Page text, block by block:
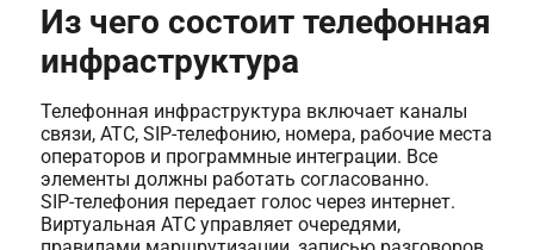
Из чего состоит телефонная
инфраструктура
Телефонная инфраструктура включает каналы
связи, АТС, SIP-телефонию, номера, рабочие места
операторов и программные интеграции. Все
элементы должны работать согласованно.
SIP-телефония передает голос через интернет.
Виртуальная АТС управляет очередями,